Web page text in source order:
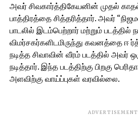
அவர் சிவகார்த்திகேயனின் முதல்
பாத்திரத்தை சித்தரித்தார். அவர்
பாடலில் இடம்பெற்றார் மற்றும் படத்தில்
விமர்சகர்களிடமிருந்து கவனத்தை ஈ
நடித்த சிவாவின் வீரம் படத்தில் அவர்
நடித்தார். இந்த படத்திற்கு பிறகு
அளவிற்கு வாய்ப்புகள் வரவில்லை.
ADVERTISEMENT